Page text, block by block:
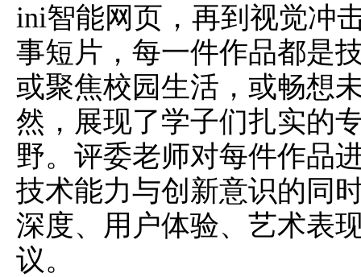
ini智能网页，再到视觉冲
事短片，每一件作品都是
或聚焦校园生活，或畅想
然，展现了学子们扎实的
野。评委老师对每件作品
技术能力与创新意识的同
深度、用户体验、艺术表
议。